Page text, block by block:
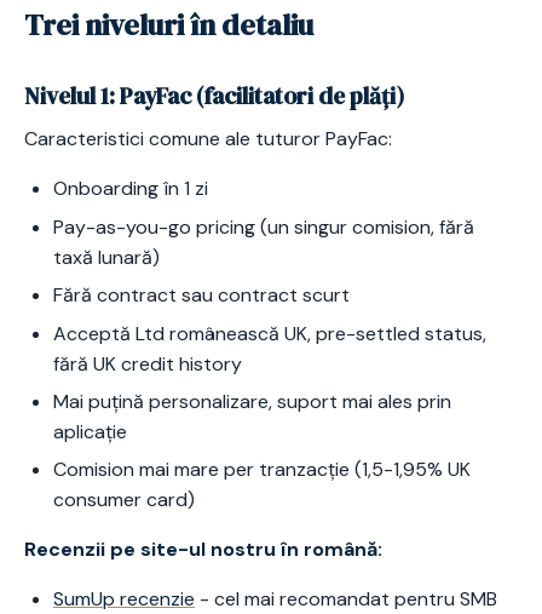
Trei niveluri în detaliu
Nivelul 1: PayFac (facilitatori de plăți)
Caracteristici comune ale tuturor PayFac:
Onboarding în 1 zi
Pay-as-you-go pricing (un singur comision, fără
taxă lunară)
Fără contract sau contract scurt
Acceptă Ltd românească UK, pre-settled status,
fără UK credit history
Mai puțină personalizare, suport mai ales prin
aplicație
Comision mai mare per tranzacție (1,5-1,95% UK
consumer card)
Recenzii pe site-ul nostru în română:
SumUp recenzie - cel mai recomandat pentru SMB